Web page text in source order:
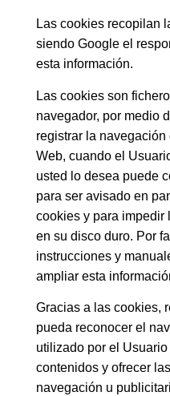
Las cookies recopilan
siendo Google el
esta información.
Las cookies son
navegador, por medio
registrar la
Web, cuando el
usted lo desea puede
para ser avisado en
cookies y para impedir
en su disco duro. Por
instrucciones y
ampliar esta
Gracias a las cookies,
pueda reconocer el
utilizado por el
contenidos y ofrecer
navegación u